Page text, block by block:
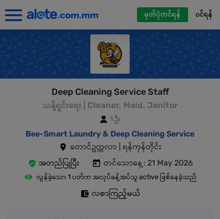
မှတ်ပုံတင်ရန် ၀င်ရန်
Deep Cleaning Service Staff
သန့်ရှင်းရေး | Cleaner, Maid, Janitor
1 ဦး
Bee-Smart Laundry & Deep Cleaning Service
တောင်ဥက္ကလာ | ရန်ကုန်တိုင်း
အတည်ပြုပြီး
တင်သောနေ့: 21 May 2026
လွန်ခဲ့သော 1 ပတ်က အလုပ်ခန့်အပ်သူ active ဖြစ်နေခဲ့သည်
လစာကြည့်မယ်